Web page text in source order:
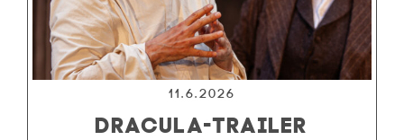
11.6.2026
DRACULA-TRAILER